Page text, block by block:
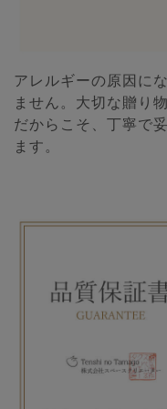
アレルギーの原因に
ません。大切な贈り
だからこそ、丁寧で
ます。